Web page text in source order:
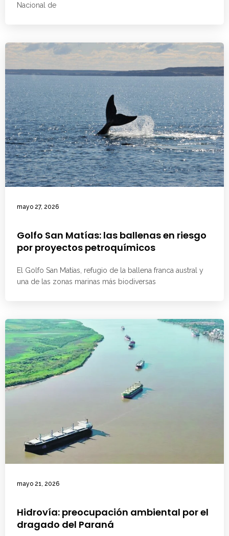
Nacional de
mayo 27, 2026
Golfo San Matías: las ballenas en riesgo
por proyectos petroquímicos
El Golfo San Matías, refugio de la ballena franca austral y
una de las zonas marinas más biodiversas
mayo 21, 2026
Hidrovía: preocupación ambiental por el
dragado del Paraná